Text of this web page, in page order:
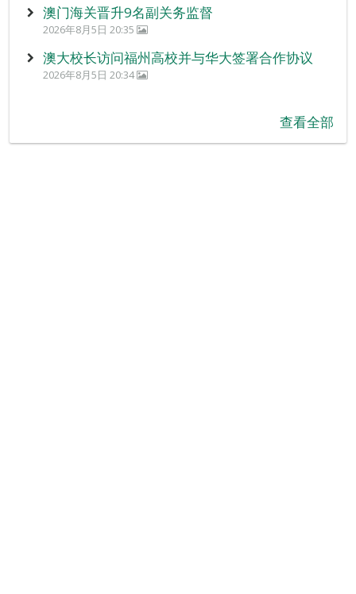
澳门海关晋升9名副关务监督
2026年8月5日 20:35
澳大校长访问福州高校并与华大签署合作协议
2026年8月5日 20:34
查看全部